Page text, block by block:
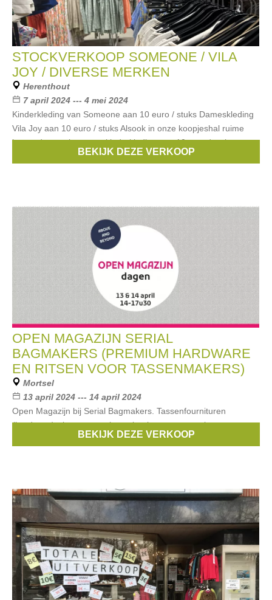
STOCKVERKOOP SOMEONE / VILA
JOY / DIVERSE MERKEN
Herenthout
7 april 2024 --- 4 mei 2024
Kinderkleding van Someone aan 10 euro / stuks Dameskleding
Vila Joy aan 10 euro / stuks Alsook in onze koopjeshal ruime
keuze dames, heren en kinderkleding aan 10 euro / stuk
Mexx,Someone,State of Art,Vila Joy
BEKIJK DEZE VERKOOP
OPEN MAGAZIJN SERIAL
BAGMAKERS (PREMIUM HARDWARE
EN RITSEN VOOR TASSENMAKERS)
Mortsel
13 april 2024 --- 14 april 2024
Open Magazijn bij Serial Bagmakers. Tassenfournituren
(hardware), ritsen met nylon spiraal voor tassen, ritsen met
metalen tandjes, kunstleer, versteviging (Wovenfix2)
BEKIJK DEZE VERKOOP